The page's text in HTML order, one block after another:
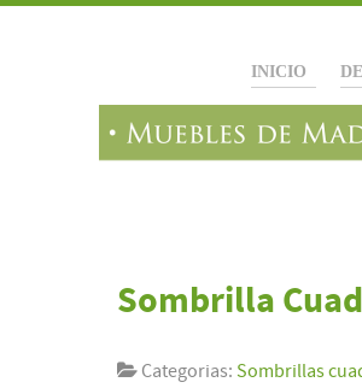
INICIO
Sombrilla
Categorias: Sombrillas